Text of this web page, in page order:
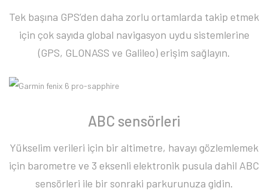
Tek başına GPS’den daha zorlu ortamlarda takip etmek
için çok sayıda global navigasyon uydu sistemlerine
(GPS, GLONASS ve Galileo) erişim sağlayın.
ABC sensörleri
Yükselim verileri için bir altimetre, havayı gözlemlemek
için barometre ve 3 eksenli elektronik pusula dahil ABC
sensörleri ile bir sonraki parkurunuza gidin.